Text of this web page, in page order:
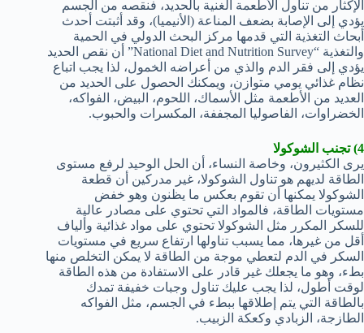
الإكثار من تناول الأطعمة الغنية بالحديد، فنقصه من الجسم
يؤدي إلى الإصابة بضعف المناعة (الأنيميا)، وقد أثبتت أحدث
أبحاث التغذية التي قدمها مركز البحث الدولي في الحمية
والتغذية “National Diet and Nutrition Survey” أن نقص الحديد
يؤدي إلى فقر الدم والذي من أعراضه الخمول، لذا يجب اتباع
نظام غذائي يومي متوازن، ويمكنك الحصول على الحديد من
العديد من الأطعمة مثل الأسماك، اللحوم، البيض، الفواكه،
الخضراوات، الفاصوليا المجففة، المكسرات والحبوب.
4) تجنب الشوكولا
يرى الكثيرون، وخاصة النساء، أن الحل الوحيد لرفع مستوى
الطاقة لديهم هو تناول الشوكولا، غير مدركين أن قطعة
الشوكولا يمكنها أن تقوم بعكس ما يظنون وهو خفض
مستويات الطاقة، فالمواد التي تحتوي على مصادر عالية
للسكر المكرر مثل الشوكولا تحتوي على مواد غذائية وألياف
أقل من غيرها، مما يسبب تناولها ارتفاع سريع في مستويات
السكر في الدم لتعطي موجة من الطاقة لا يمكن التخلص منها
بطء، وهو ما يجعلك غير قادر على الاستفادة من هذه الطاقة
لوقت أطول، لذا يجب عليك تناول وجبات خفيفة تمدك
بالطاقة التي يتم إطلاقها ببطء في الجسم، مثل الفواكه
الطازجة، الزبادي وكعكة الزبيب.